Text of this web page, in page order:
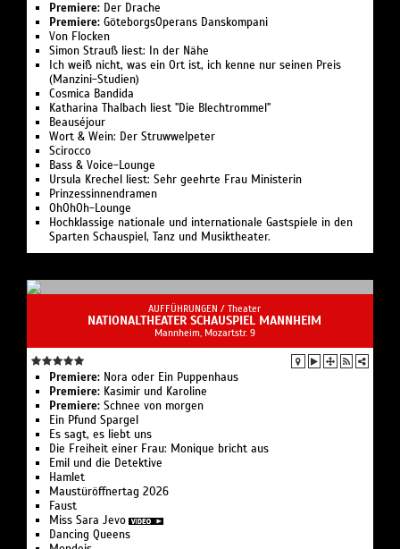
Premiere: Der Drache
Premiere: GöteborgsOperans Danskompani
Von Flocken
Simon Strauß liest: In der Nähe
Ich weiß nicht, was ein Ort ist, ich kenne nur seinen Preis
(Manzini-Studien)
Cosmica Bandida
Katharina Thalbach liest "Die Blechtrommel"
Beauséjour
Wort & Wein: Der Struwwelpeter
Scirocco
Bass & Voice-Lounge
Ursula Krechel liest: Sehr geehrte Frau Ministerin
Prinzessinnendramen
OhOhOh-Lounge
Hochklassige nationale und internationale Gastspiele in den
Sparten Schauspiel, Tanz und Musiktheater.
AUFFÜHRUNGEN / Theater
NATIONALTHEATER SCHAUSPIEL MANNHEIM
Mannheim, Mozartstr. 9
Premiere: Nora oder Ein Puppenhaus
Premiere: Kasimir und Karoline
Premiere: Schnee von morgen
Ein Pfund Spargel
Es sagt, es liebt uns
Die Freiheit einer Frau: Monique bricht aus
Emil und die Detektive
Hamlet
Maustüröffnertag 2026
Faust
Miss Sara Jevo
Dancing Queens